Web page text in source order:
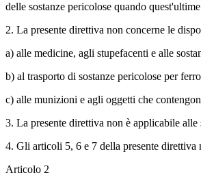
delle sostanze pericolose quando
2. La presente direttiva non concerne le
a) alle medicine, agli stupefacenti e alle
b) al trasporto di sostanze pericolose per
c) alle munizioni e agli oggetti che
3. La presente direttiva non è applicabile alle
4. Gli articoli 5, 6 e 7 della presente
Articolo 2